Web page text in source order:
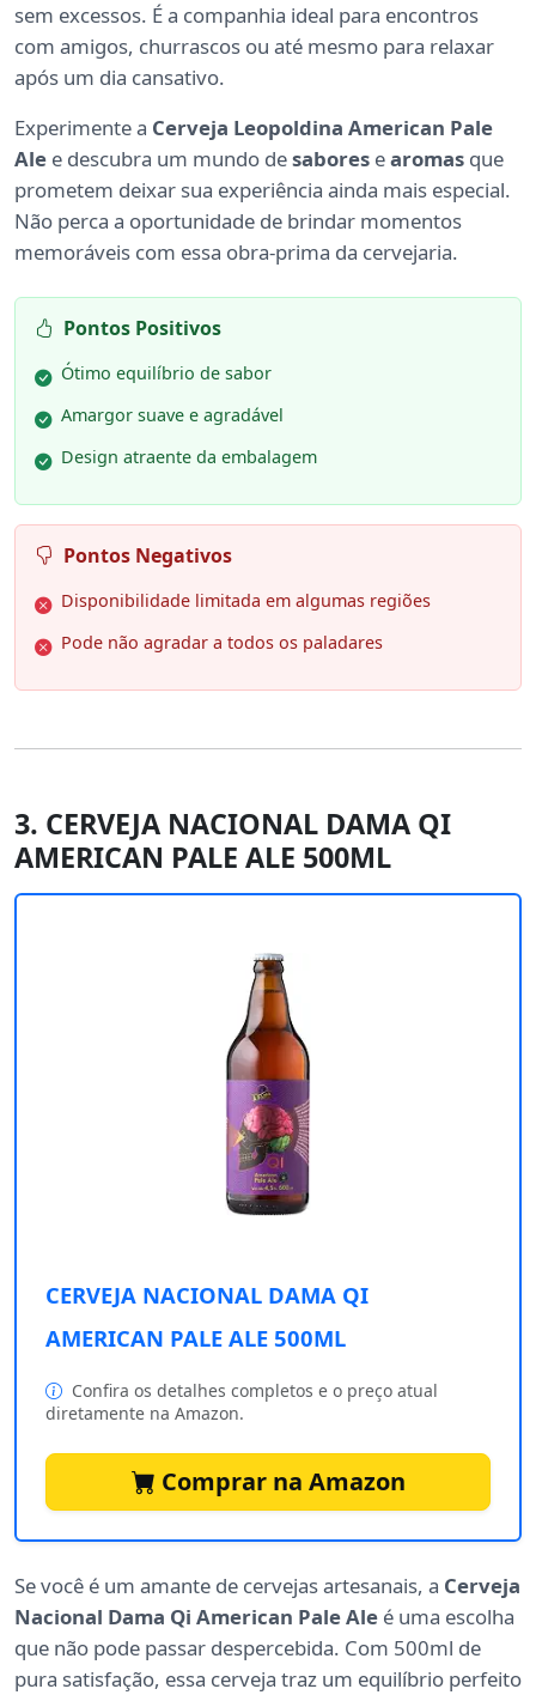
sem excessos. É a companhia ideal para encontros
com amigos, churrascos ou até mesmo para relaxar
após um dia cansativo.
Experimente a Cerveja Leopoldina American Pale
Ale e descubra um mundo desabores earomas que
prometem deixar sua experiência ainda mais especial.
Não perca a oportunidade de brindar momentos
memoráveis com essa obra-prima da cervejaria.
Pontos Positivos
Ótimo equilíbrio de sabor
Amargor suave e agradável
Design atraente da embalagem
Pontos Negativos
Disponibilidade limitada em algumas regiões
Pode não agradar a todos os paladares
3. CERVEJA NACIONAL DAMA QI
AMERICAN PALE ALE 500ML
CERVEJA NACIONAL DAMA QI
AMERICAN PALE ALE 500ML
Confira os detalhes completos e o preço atual
diretamente na Amazon.
Comprar na Amazon
Se você é um amante de cervejas artesanais, a Cerveja
Nacional Dama Qi American Pale Ale é uma escolha
que não pode passar despercebida. Com 500ml de
pura satisfação, essa cerveja traz um equilíbrio perfeito